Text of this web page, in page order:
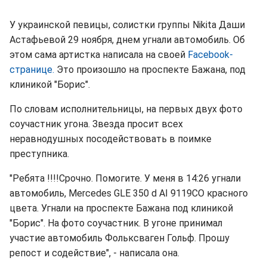
У украинской певицы, солистки группы Nikita Даши
Астафьевой 29 ноября, днем угнали автомобиль. Об
этом сама артистка написала на своей Facebook-
странице. Это произошло на проспекте Бажана, под
клиникой "Борис".
По словам исполнительницы, на первых двух фото
соучастник угона. Звезда просит всех
неравнодушных посодействовать в поимке
преступника.
"Ребята !!!!Срочно. Помогите. У меня в 14:26 угнали
автомобиль, Mercedes GLE 350 d АI 9119СО красного
цвета. Угнали на проспекте Бажана под клиникой
"Борис". На фото соучастник. В угоне принимал
участие автомобиль Фольксваген Гольф. Прошу
репост и содействие", - написала она.